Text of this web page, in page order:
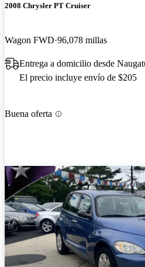
2008 Chrysler PT Cruiser
Wagon FWD 96,078 millas
Entrega a domicilio desde
El precio incluye envío de $205
Buena oferta